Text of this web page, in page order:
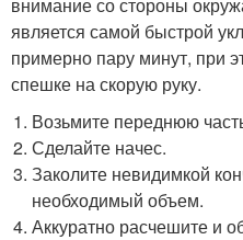
является самой быстрой
примерно пару минут, при
спешке на скорую руку.
Возьмите переднюю
Сделайте начес.
Заколите невидимкой
необходимый объем.
Аккуратно расчешите и